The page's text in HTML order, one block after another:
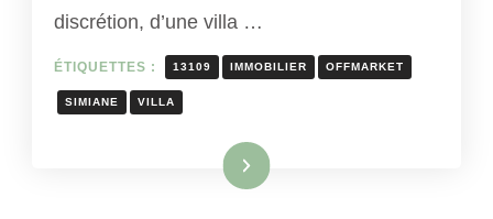
discrétion, d’une villa …
ÉTIQUETTES : 13109 IMMOBILIER OFFMARKET
SIMIANE VILLA
Lire la suite